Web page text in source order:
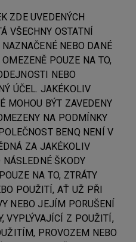
ZDE UVEDENÝCH
VŠECHNY OSTATNÍ
NEBO DANÉ
POUZE NA TO,
NEBO
ÚČEL. JAKÉKOLIV
MOHOU BÝT ZAVEDENY
NA PODMÍNKY
BENQ NENÍ V
ZA JAKÉKOLIV
ŠKODY
NA TO, ZTRÁTY
POUŽITÍ, AŤ UŽ PŘI
NEBO JEJÍM PORUŠENÍ
VYPLÝVAJÍCÍ Z POUŽITÍ,
PROVOZEM NEBO